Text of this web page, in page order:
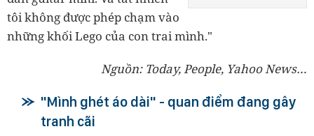
tôi không được phép chạm vào
những khối Lego của con trai mình."
Nguồn: Today, People, Yahoo News…
"Mình ghét áo dài" - quan điểm đang gây
tranh cãi